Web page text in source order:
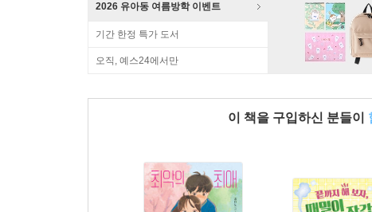
2026 유아동 여름방학 이벤트
기간 한정 특가 도서
오직, 예스24에서만
이 책을 구입하신 분들이